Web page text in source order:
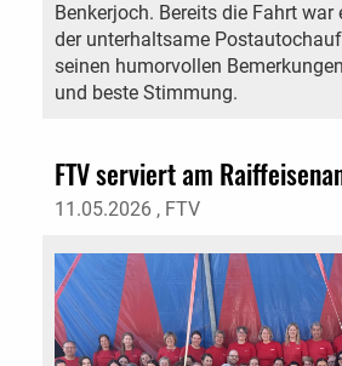
Benkerjoch. Bereits die Fahrt war
der unterhaltsame
seinen humorvollen
und beste Stimmung.
FTV serviert am
11.05.2026 , FTV